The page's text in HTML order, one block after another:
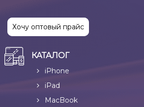
Хочу оптовый прайс
КАТАЛОГ
iPhone
iPad
MacBook